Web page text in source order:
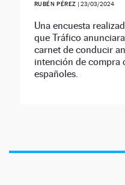
RUBÉN PÉREZ |23/03/2024
Una encuesta
que Tráfico
carnet de conducir
intención de compra
españoles.